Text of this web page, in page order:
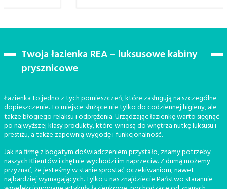
Twoja łazienka REA – luksusowe kabiny
prysznicowe
Łazienka to jedno z tych pomieszczeń, które zasługują na szczególne
dopieszczenie. To miejsce służące nie tylko do codziennej higieny, ale
także błogiego relaksu i odprężenia. Urządzając łazienkę warto sięgnąć
po najwyższej klasy produkty, które wniosą do wnętrza nutkę luksusu i
prestiżu, a także zapewnią wygodę i funkcjonalność.
Jak na firmę z bogatym doświadczeniem przystało, znamy potrzeby
naszych Klientów i chętnie wychodzi im naprzeciw. Z dumą możemy
przyznać, że jesteśmy w stanie sprostać oczekiwaniom, nawet
najbardziej wymagających. Tylko u nas znajdziecie Państwo starannie